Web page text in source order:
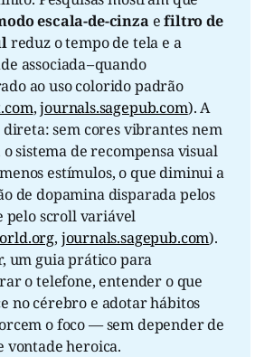
escala-de-cinzaefiltro de
reduz o tempo de tela e a
associada – quando
ao uso colorido padrão
,journals.sagepub.com). A
direta: sem cores vibrantes nem
sistema de recompensa visual
estímulos, o que diminui a
de dopamina disparada pelos
pelo scroll variável
, journals.sagepub.com).
um guia prático para
o telefone, entender o que
no cérebro e adotar hábitos
o foco — sem depender de
vontade heroica.